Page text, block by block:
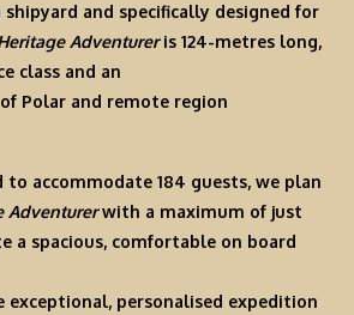
shipyard and specifically designed for
Adventureris 124-metres long,
class and an
Polar and remote region
to accommodate 184 guests, we plan
Adventurerwith a maximum of just
a spacious, comfortable on board
personalised expedition